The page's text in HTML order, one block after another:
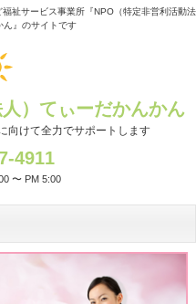
祉サービス事業所『NPO（特定非営利活動法
ん』のサイトです
）てぃーだかんかん
向けて全力でサポートします
4911
〜 PM 5:00